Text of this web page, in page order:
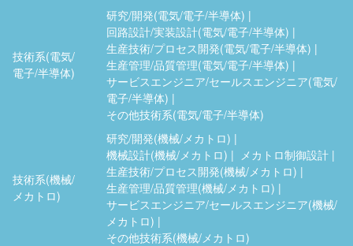
技術系(電気/
電子/半導体)
研究/開発(電気/電子/半導体)
回路設計/実装設計(電気/電子/半導体)
生産技術/プロセス開発(電気/電子/半導体)
生産管理/品質管理(電気/電子/半導体)
サービスエンジニア/セールスエンジニア(電気/
電子/半導体)
その他技術系(電気/電子/半導体)
技術系(機械/
メカトロ)
研究/開発(機械/メカトロ)
機械設計(機械/メカトロ)
メカトロ制御設計
生産技術/プロセス開発(機械/メカトロ)
生産管理/品質管理(機械/メカトロ)
サービスエンジニア/セールスエンジニア(機械/
メカトロ)
その他技術系(機械/メカトロ)